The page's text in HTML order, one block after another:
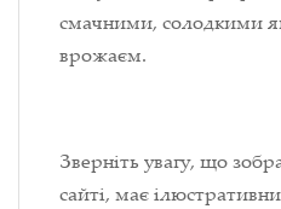
смачними, солодкими
врожаєм.
Зверніть увагу, що
сайті, має